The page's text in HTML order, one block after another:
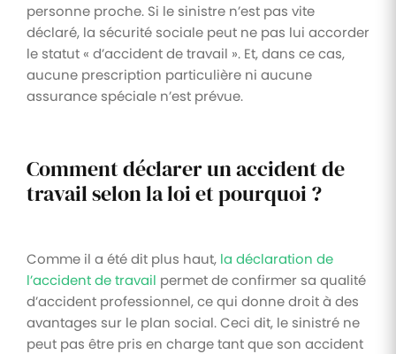
personne proche. Si le sinistre n’est pas vite
déclaré, la sécurité sociale peut ne pas lui accorder
le statut « d’accident de travail ». Et, dans ce cas,
aucune prescription particulière ni aucune
assurance spéciale n’est prévue.
Comment déclarer un accident de
travail selon la loi et pourquoi ?
Comme il a été dit plus haut, la déclaration de
l’accident de travail permet de confirmer sa qualité
d’accident professionnel, ce qui donne droit à des
avantages sur le plan social. Ceci dit, le sinistré ne
peut pas être pris en charge tant que son accident